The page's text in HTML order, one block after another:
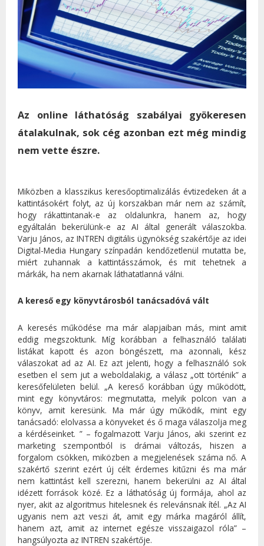
Az online láthatóság szabályai gyökeresen
átalakulnak, sok cég azonban ezt még mindig
nem vette észre.
Miközben a klasszikus keresőoptimalizálás évtizedeken át a
kattintásokért folyt, az új korszakban már nem az számít,
hogy rákattintanak-e az oldalunkra, hanem az, hogy
egyáltalán bekerülünk-e az AI által generált válaszokba.
Varju János, az INTREN digitális ügynökség szakértője az idei
Digital-Media Hungary színpadán kendőzetlenül mutatta be,
miért zuhannak a kattintásszámok, és mit tehetnek a
márkák, ha nem akarnak láthatatlanná válni.
A kereső egy könyvtárosból tanácsadóvá vált
A keresés működése ma már alapjaiban más, mint amit
eddig megszoktunk. Míg korábban a felhasználó találati
listákat kapott és azon böngészett, ma azonnali, kész
válaszokat ad az AI. Ez azt jelenti, hogy a felhasználó sok
esetben el sem jut a weboldalakig, a válasz „ott történik” a
keresőfelületen belül. „A kereső korábban úgy működött,
mint egy könyvtáros: megmutatta, melyik polcon van a
könyv, amit keresünk. Ma már úgy működik, mint egy
tanácsadó: elolvassa a könyveket és ő maga válaszolja meg
a kérdéseinket. ” – fogalmazott Varju János, aki szerint ez
marketing szempontból is drámai változás, hiszen a
forgalom csökken, miközben a megjelenések száma nő. A
szakértő szerint ezért új célt érdemes kitűzni és ma már
nem kattintást kell szerezni, hanem bekerülni az AI által
idézett források közé. Ez a láthatóság új formája, ahol az
nyer, akit az algoritmus hitelesnek és relevánsnak ítél. „Az AI
ugyanis nem azt veszi át, amit egy márka magáról állít,
hanem azt, amit az internet egésze visszaigazol róla” –
hangsúlyozta az INTREN szakértője.